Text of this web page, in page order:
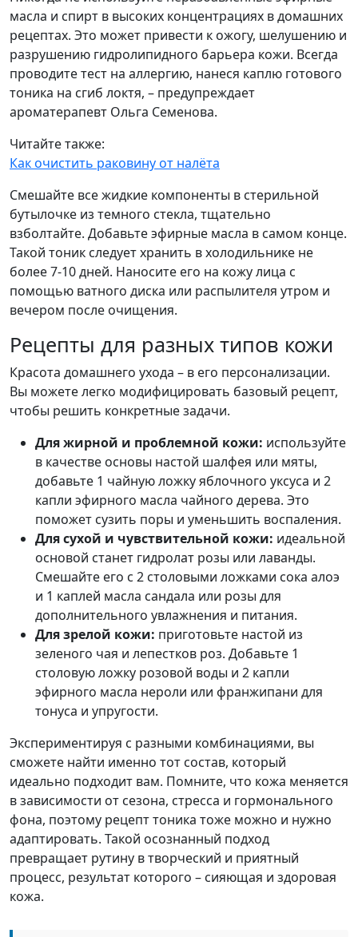
масла и спирт в высоких концентрациях в домашних
рецептах. Это может привести к ожогу, шелушению и
разрушению гидролипидного барьера кожи. Всегда
проводите тест на аллергию, нанеся каплю готового
тоника на сгиб локтя, – предупреждает
ароматерапевт Ольга Семенова.
Читайте также:
Как очистить раковину от налёта
Смешайте все жидкие компоненты в стерильной
бутылочке из темного стекла, тщательно
взболтайте. Добавьте эфирные масла в самом конце.
Такой тоник следует хранить в холодильнике не
более 7-10 дней. Наносите его на кожу лица с
помощью ватного диска или распылителя утром и
вечером после очищения.
Рецепты для разных типов кожи
Красота домашнего ухода – в его персонализации.
Вы можете легко модифицировать базовый рецепт,
чтобы решить конкретные задачи.
Для жирной и проблемной кожи: используйте
в качестве основы настой шалфея или мяты,
добавьте 1 чайную ложку яблочного уксуса и 2
капли эфирного масла чайного дерева. Это
поможет сузить поры и уменьшить воспаления.
Для сухой и чувствительной кожи: идеальной
основой станет гидролат розы или лаванды.
Смешайте его с 2 столовыми ложками сока алоэ
и 1 каплей масла сандала или розы для
дополнительного увлажнения и питания.
Для зрелой кожи: приготовьте настой из
зеленого чая и лепестков роз. Добавьте 1
столовую ложку розовой воды и 2 капли
эфирного масла нероли или франжипани для
тонуса и упругости.
Экспериментируя с разными комбинациями, вы
сможете найти именно тот состав, который
идеально подходит вам. Помните, что кожа меняется
в зависимости от сезона, стресса и гормонального
фона, поэтому рецепт тоника тоже можно и нужно
адаптировать. Такой осознанный подход
превращает рутину в творческий и приятный
процесс, результат которого – сияющая и здоровая
кожа.